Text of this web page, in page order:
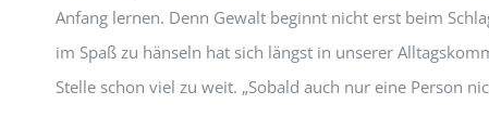
Anfang lernen. Denn Gewalt beginnt nicht erst beim
im Spaß zu hänseln hat sich längst in unserer
Stelle schon viel zu weit. „Sobald auch nur eine Person